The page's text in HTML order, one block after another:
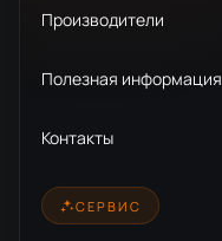
Производители
Полезная информация
Контакты
СЕРВИС